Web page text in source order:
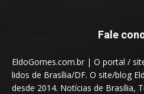
Fale
EldoGomes.com.br | O portal /
lidos de Brasília/DF. O site/blog
desde 2014. Notícias de Brasília,